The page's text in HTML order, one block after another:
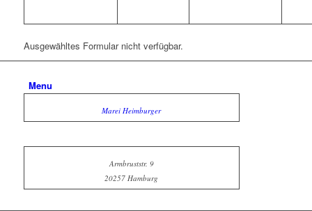
Menu
Ausgewähltes Formular nicht verfügbar.
Marei Heimburger
Armbruststr. 9
20257 Hamburg